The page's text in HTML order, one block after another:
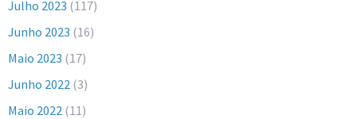
Julho 2023 (117)
Junho 2023 (16)
Maio 2023 (17)
Junho 2022 (3)
Maio 2022 (11)